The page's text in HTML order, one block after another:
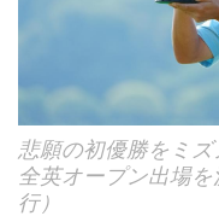
悲願の初優勝をミ
全英オープン出場
行）